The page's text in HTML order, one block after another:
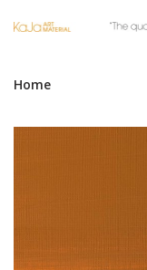
Home